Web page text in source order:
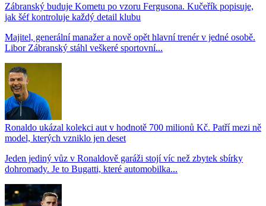
Zábranský buduje Kometu po vzoru Fergusona. Kučeřík popisuje,
jak šéf kontroluje každý detail klubu
Majitel, generální manažer a nově opět hlavní trenér v jedné osobě.
Libor Zábranský stáhl veškeré sportovní...
Ronaldo ukázal kolekci aut v hodnotě 700 milionů Kč. Patří mezi ně
model, kterých vzniklo jen deset
Jeden jediný vůz v Ronaldově garáži stojí víc než zbytek sbírky
dohromady. Je to Bugatti, které automobilka...